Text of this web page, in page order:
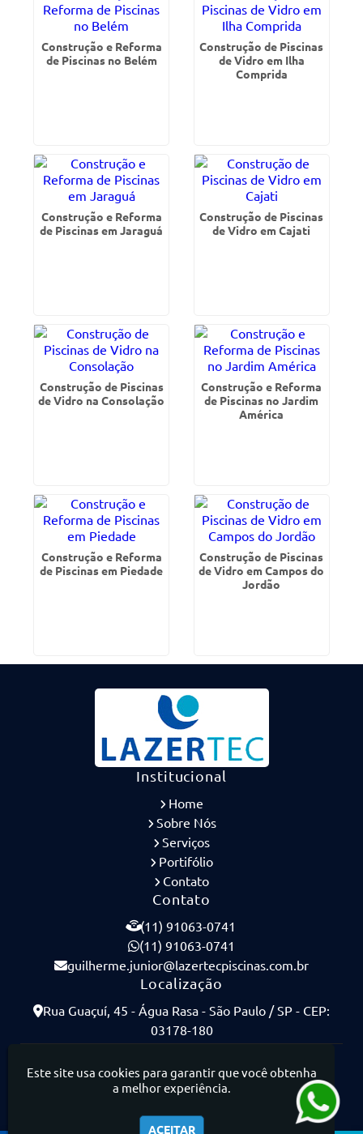
Construção e Reforma
de Piscinas no Belém
Construção de Piscinas
de Vidro em Ilha
Comprida
Construção e Reforma
de Piscinas em Jaraguá
Construção de Piscinas
de Vidro em Cajati
Construção de Piscinas
de Vidro na Consolação
Construção e Reforma
de Piscinas no Jardim
América
Construção e Reforma
de Piscinas em Piedade
Construção de Piscinas
de Vidro em Campos do
Jordão
Institucional
Home
Sobre Nós
Serviços
Portifólio
Contato
Contato
(11) 91063-0741
(11) 91063-0741
guilherme.junior@lazertecpiscinas.com.br
Localização
Rua Guaçuí, 45 - Água Rasa - São Paulo / SP - CEP:
03178-180
Este site usa cookies para garantir que você obtenha
a melhor experiência.
ACEITAR